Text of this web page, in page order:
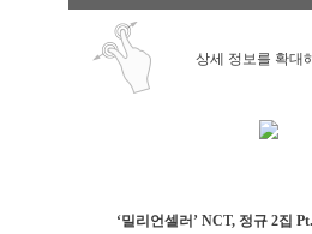
상세 정보를 확대
‘밀리언셀러’ NCT, 정규 2집